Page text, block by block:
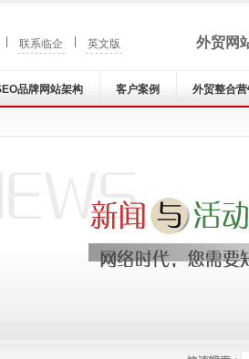
外贸网
联系临企 英文版
品牌网站架构 客户案例 外贸整合